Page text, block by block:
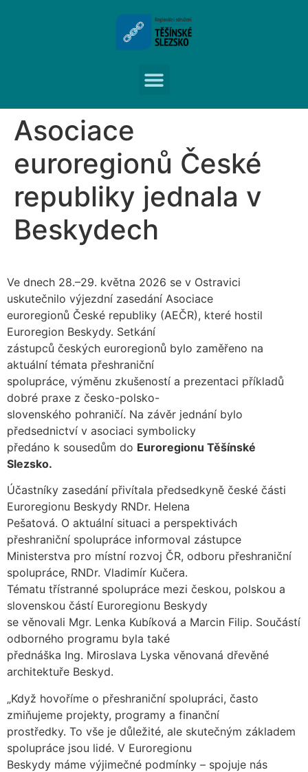
Asociace
euroregionů České
republiky jednala v
Beskydech
Ve dnech 28.–29. května 2026 se v Ostravici
uskutečnilo výjezdní zasedání Asociace
euroregionů České republiky (AEČR), které hostil
Euroregion Beskydy. Setkání
zástupců českých euroregionů bylo zaměřeno na
aktuální témata přeshraniční
spolupráce, výměnu zkušeností a prezentaci příkladů
dobré praxe z česko-polsko-
slovenského pohraničí. Na závěr jednání bylo
předsednictví v asociaci symbolicky
předáno k sousedům do Euroregionu Těšínské
Slezsko.
Účastníky zasedání přivítala předsedkyně české části
Euroregionu Beskydy RNDr. Helena
Pešatová. O aktuální situaci a perspektivách
přeshraniční spolupráce informoval zástupce
Ministerstva pro místní rozvoj ČR, odboru přeshraniční
spolupráce, RNDr. Vladimír Kučera.
Tématu třístranné spolupráce mezi českou, polskou a
slovenskou částí Euroregionu Beskydy
se věnovali Mgr. Lenka Kubíková a Marcin Filip. Součástí
odborného programu byla také
přednáška Ing. Miroslava Lyska věnovaná dřevěné
architektuře Beskyd.
„Když hovoříme o přeshraniční spolupráci, často
zmiňujeme projekty, programy a finanční
prostředky. To vše je důležité, ale skutečným základem
spolupráce jsou lidé. V Euroregionu
Beskydy máme výjimečné podmínky – spojuje nás